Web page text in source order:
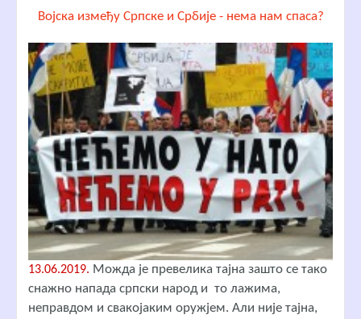
Војска између Српске и Србије - нема нам спаса?
13.06.2019. Можда је превелика тајна зашто се тако
снажно напада српски народ и то лажима,
неправдом и свакојаким оружјем. Али није тајна,